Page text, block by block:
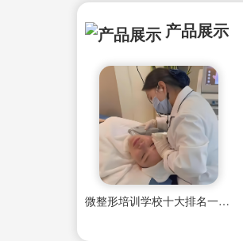
产品展示
微整形培训学校十大排名一览表